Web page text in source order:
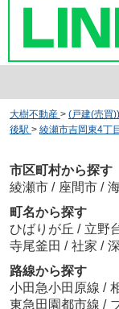
大樹不動産 > (戸建(売買
後駅 > 綾瀬市吉岡東4丁
市区町村から探す
綾瀬市 / 座間市 /
町名から探す
ひばりが丘 / 立野
寺尾釜田 / 社家 /
路線から探す
小田急小田原線 /
東急田園都市線 /